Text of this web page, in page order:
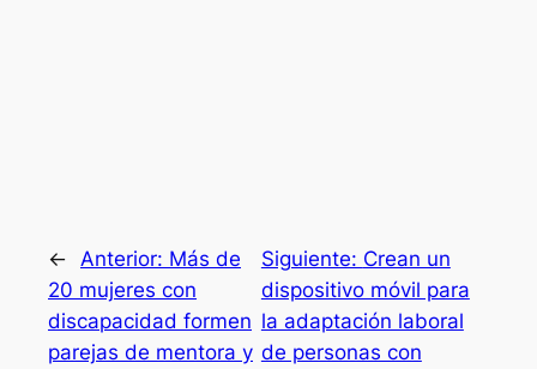
← Anterior: Más de
20 mujeres con
discapacidad formen
parejas de mentora y
Siguiente: Crean un
dispositivo móvil para
la adaptación laboral
de personas con